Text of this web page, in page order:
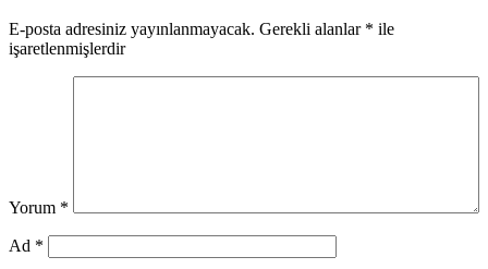
E-posta adresiniz yayınlanmayacak. Gerekli alanlar * ile
işaretlenmişlerdir
Yorum *
Ad *